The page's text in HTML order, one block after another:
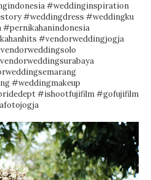
#weddinginspiration
#weddingdress #weddingku
#pernikahanindonesia
#vendorweddingjogja
#weddingmakeup
#ishootfujifilm#gofujifilm